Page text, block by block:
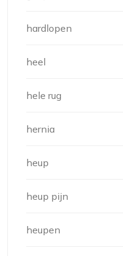
hardlopen
heel
hele rug
hernia
heup
heup pijn
heupen